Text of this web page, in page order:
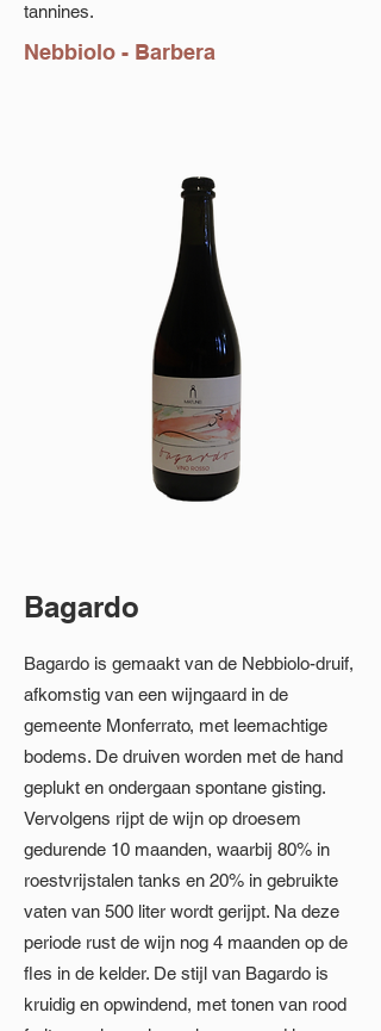
tannines.
Nebbiolo - Barbera
Bagardo
Bagardo is gemaakt van de Nebbiolo-druif,
afkomstig van een wijngaard in de
gemeente Monferrato, met leemachtige
bodems. De druiven worden met de hand
geplukt en ondergaan spontane gisting.
Vervolgens rijpt de wijn op droesem
gedurende 10 maanden, waarbij 80% in
roestvrijstalen tanks en 20% in gebruikte
vaten van 500 liter wordt gerijpt. Na deze
periode rust de wijn nog 4 maanden op de
fles in de kelder. De stijl van Bagardo is
kruidig en opwindend, met tonen van rood